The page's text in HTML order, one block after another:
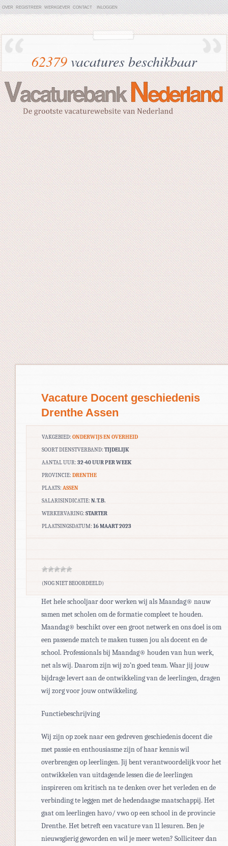
OVER REGISTREER WERKGEVER CONTACT INLOGGEN
62379vacatures beschikbaar
Vacature Docent geschiedenis
Drenthe Assen
VAKGEBIED: ONDERWIJS EN OVERHEID
SOORT DIENSTVERBAND: TIJDELIJK
AANTAL UUR: 32-40 UUR PER WEEK
PROVINCIE: DRENTHE
PLAATS: ASSEN
SALARISINDICATIE: N.T.B.
WERKERVARING: STARTER
PLAATSINGSDATUM: 16 MAART 2023
(NOG NIET BEOORDEELD)
Het hele schooljaar door werken wij als Maandag® nauw
samen met scholen om de formatie compleet te houden.
Maandag® beschikt over een groot netwerk en ons doel is om
een passende match te maken tussen jou als docent en de
school. Professionals bij Maandag® houden van hun werk,
net als wij. Daarom zijn wij zo’n goed team. Waar jij jouw
bijdrage levert aan de ontwikkeling van de leerlingen, dragen
wij zorg voor jouw ontwikkeling.
Functiebeschrijving
Wij zijn op zoek naar een gedreven geschiedenis docent die
met passie en enthousiasme zijn of haar kennis wil
overbrengen op leerlingen. Jij bent verantwoordelijk voor het
ontwikkelen van uitdagende lessen die de leerlingen
inspireren om kritisch na te denken over het verleden en de
verbinding te leggen met de hedendaagse maatschappij. Het
gaat om leerlingen havo/ vwo op een school in de provincie
Drenthe. Het betreft een vacature van 11 lesuren. Ben je
nieuwsgierig geworden en wil je meer weten? Solliciteer dan